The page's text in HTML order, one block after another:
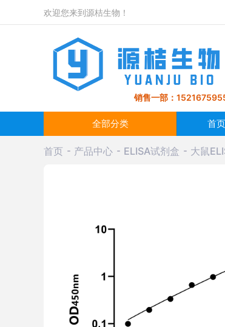
欢迎您来到源桔生物！
销售一部：
全部分类 首页
首页 产品中心 ELISA试剂盒 大鼠